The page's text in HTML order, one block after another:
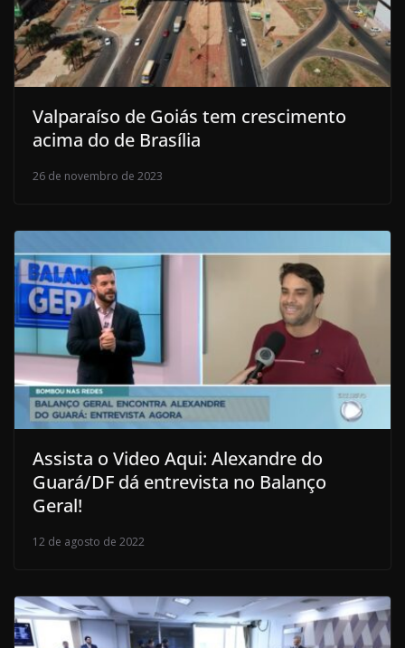
Valparaíso de Goiás tem crescimento
acima do de Brasília
26 de novembro de 2023
Assista o Video Aqui: Alexandre do
Guará/DF dá entrevista no Balanço
Geral!
12 de agosto de 2022